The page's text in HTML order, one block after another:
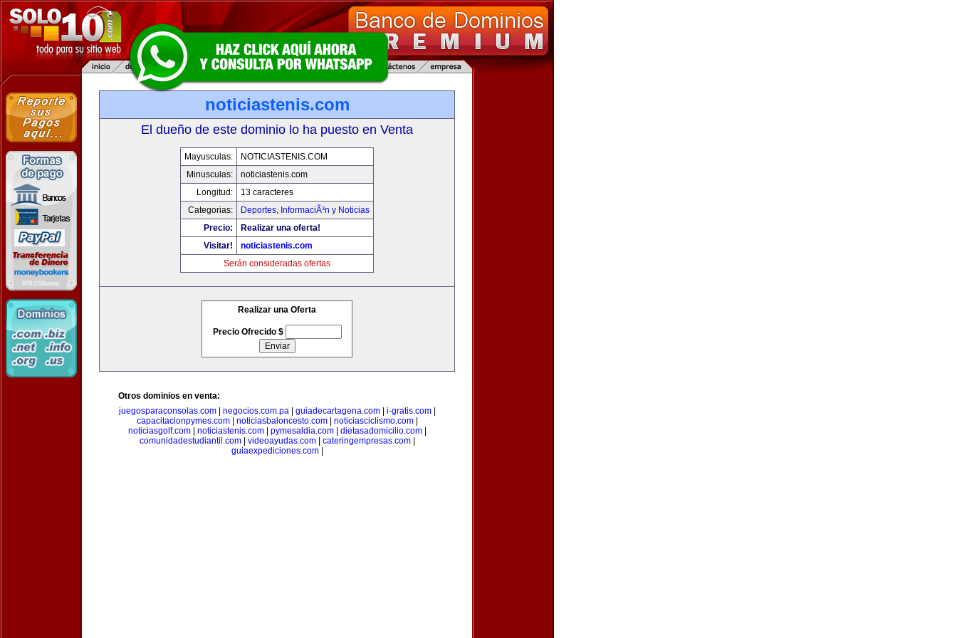
noticiastenis.com
El dueño de este dominio lo ha puesto en Venta
Mayusculas:
NOTICIASTENIS.COM
Minusculas:
noticiastenis.com
Longitud:
13 caracteres
Categorias:
Deportes, InformaciÃ³n y Noticias
Precio:
Realizar una oferta!
Visitar!
noticiastenis.com
Serán consideradas ofertas
Realizar una Oferta
Precio Ofrecido $
Otros dominios en venta:
juegosparaconsolas.com| negocios.com.pa| guiadecartagena.com| i-gratis.com|
capacitacionpymes.com| noticiasbaloncesto.com| noticiasciclismo.com|
noticiasgolf.com| noticiastenis.com| pymesaldia.com| dietasadomicilio.com|
comunidadestudiantil.com| videoayudas.com| cateringempresas.com|
guiaexpediciones.com|